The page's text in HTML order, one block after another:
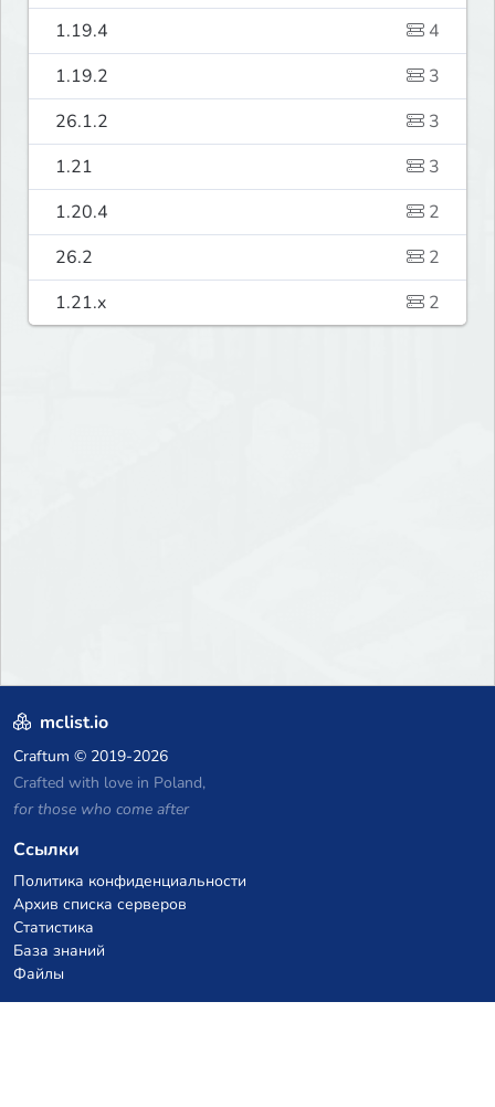
1.19.4
4
1.19.2
3
26.1.2
3
1.21
3
1.20.4
2
26.2
2
1.21.x
2
mclist.io
Craftum © 2019-2026
Crafted with love in Poland,
for those who come after
Ссылки
Политика конфиденциальности
Архив списка серверов
Статистика
База знаний
Файлы